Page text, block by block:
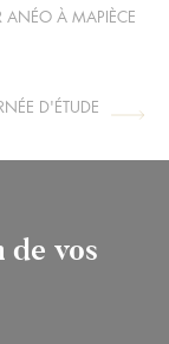
ANÉO À MAPIÈCE
D'ÉTUDE
de vos